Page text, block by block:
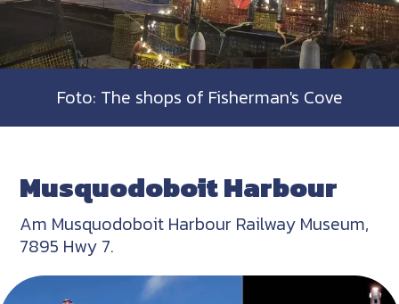
Foto: The shops of Fisherman's Cove
Musquodoboit Harbour
Am Musquodoboit Harbour Railway Museum,
7895 Hwy 7.